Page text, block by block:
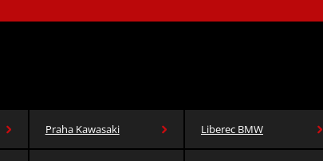
Praha Kawasaki Liberec BMW